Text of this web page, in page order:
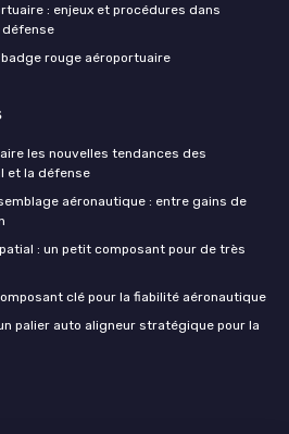
: enjeux et procédures dans
défense
rouge aéroportuaire
les nouvelles tendances des
et la défense
aéronautique : entre gains de
: un petit composant pour de très
clé pour la fiabilité aéronautique
palier auto aligneur stratégique pour la